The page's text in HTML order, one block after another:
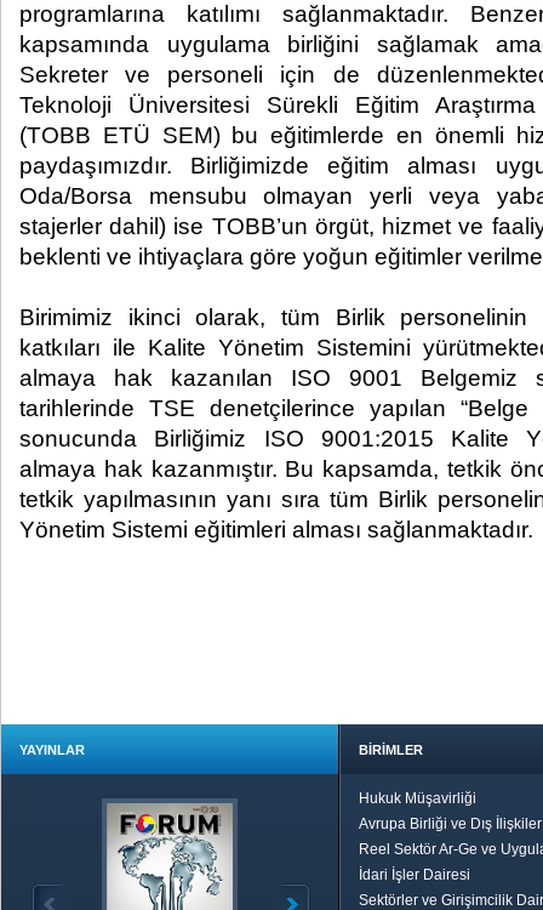
programlarına katılımı sağlanmaktadır.
kapsamında uygulama birliğini sağlamak
Sekreter ve personeli için de
Teknoloji Üniversitesi Sürekli Eğitim
(TOBB ETÜ SEM) bu eğitimlerde en önemli
paydaşımızdır. Birliğimizde eğitim alması
Oda/Borsa mensubu olmayan yerli veya
stajerler dahil) ise TOBB’un örgüt, hizmet ve
beklenti ve ihtiyaçlara göre yoğun eğitimler
Birimimiz ikinci olarak, tüm Birlik personelinin
katkıları ile Kalite Yönetim Sistemini
almaya hak kazanılan ISO 9001 Belgemiz
tarihlerinde TSE denetçilerince yapılan “Belge
sonucunda Birliğimiz ISO 9001:2015 Kalite
almaya hak kazanmıştır. Bu kapsamda, tetkik
tetkik yapılmasının yanı sıra tüm Birlik
Yönetim Sistemi eğitimleri alması sağlanmaktadır.
YAYINLAR BİRİMLER
Hukuk Müşavirliği
Avrupa Birliği ve Dış
Reel Sektör Ar-Ge ve
İdari İşler Dairesi
Sektörler ve Girişimcilik